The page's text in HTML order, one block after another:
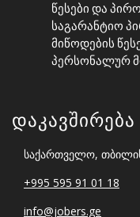
Წესები Და
Საგარანტიო
Მიწოდების
Პერსონალურ
Დაკავშირება
საქართველო,
+995 595 91 01 18
info@jobers.ge